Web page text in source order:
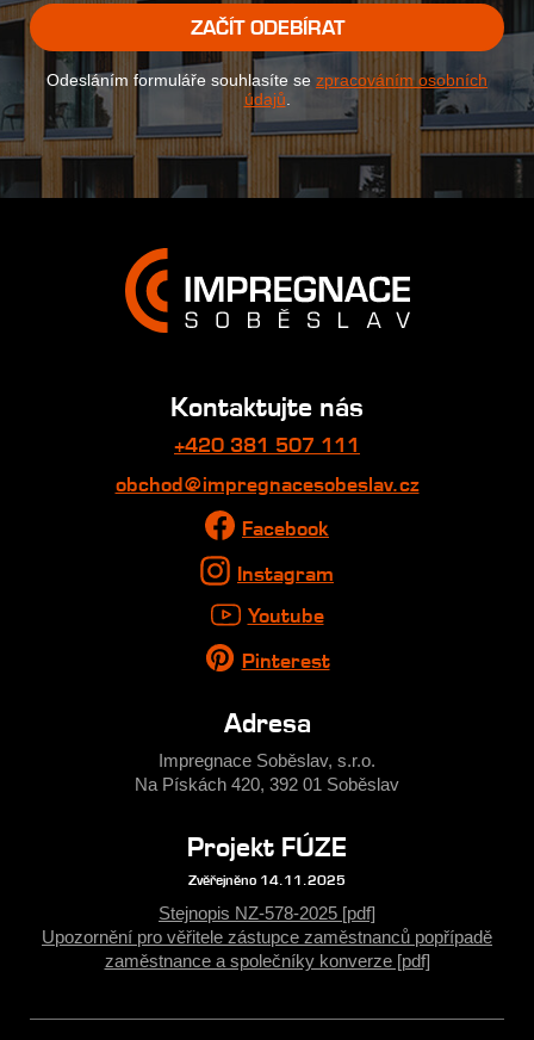
ZAČÍT ODEBÍRAT
Odesláním formuláře souhlasíte se zpracováním osobních
údajů
Kontaktujte nás
+420 381 507 111
obchod@impregnacesobeslav.cz
Facebook
Instagram
Youtube
Pinterest
Adresa
Impregnace Soběslav, s.r.o.
Na Pískách 420, 392 01 Soběslav
Projekt FÚZE
Zvěřejněno 14.11.2025
Stejnopis NZ-578-2025 [pdf]
Upozornění pro věřitele zástupce zaměstnanců popřípadě
zaměstnance a společníky konverze [pdf]